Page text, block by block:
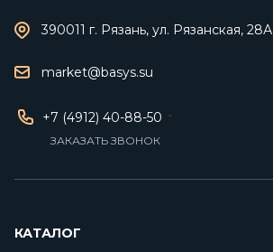
390011 г. Рязань, ул. Рязанская, 28А
market@basys.su
+7 (4912) 40-88-50
ЗАКАЗАТЬ ЗВОНОК
КАТАЛОГ